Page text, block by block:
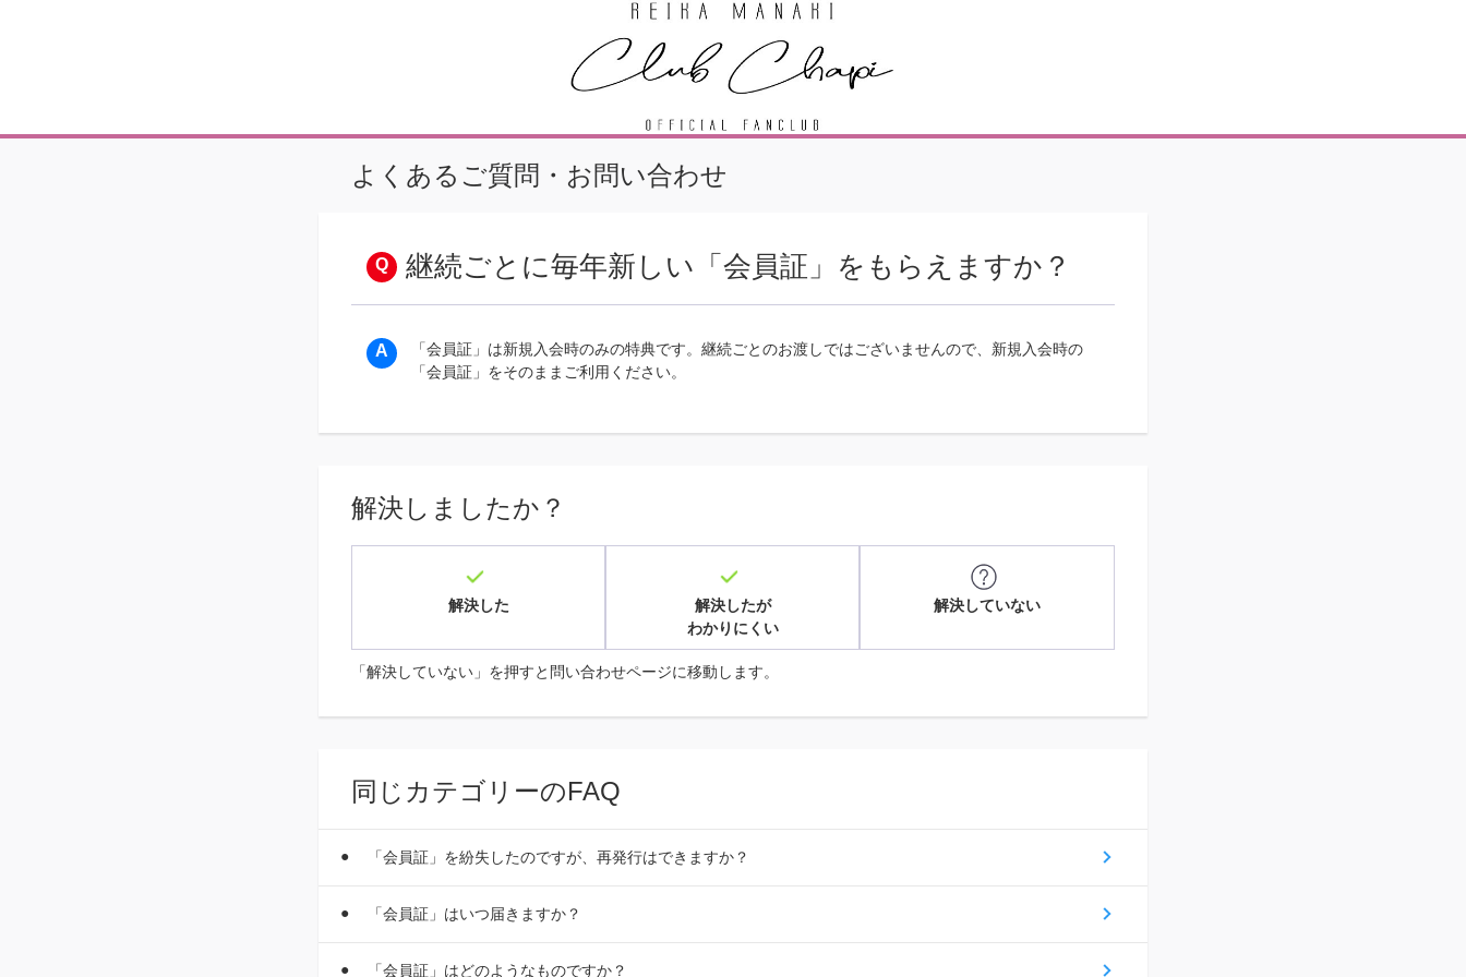
よくあるご質問・お問い合わせ
継続ごとに毎年新しい「会員証」をもらえますか？
「会員証」は新規入会時のみの特典です。継続ごとのお渡しではございませんので、新規入会時の
「会員証」をそのままご利用ください。
解決しましたか？
解決した
解決したが
わかりにくい
解決していない
「解決していない」を押すと問い合わせページに移動します。
同じカテゴリーのFAQ
「会員証」を紛失したのですが、再発行はできますか？
「会員証」はいつ届きますか？
「会員証」はどのようなものですか？